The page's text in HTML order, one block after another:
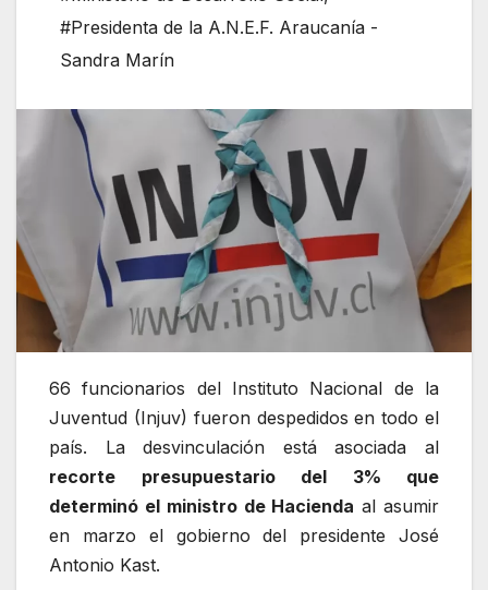
#Presidenta de la A.N.E.F. Araucanía -
Sandra Marín
66 funcionarios del Instituto Nacional de la
Juventud (Injuv) fueron despedidos en todo el
país. La desvinculación está asociada al
recorte presupuestario del 3% que
determinó el ministro de Hacienda al asumir
en marzo el gobierno del presidente José
Antonio Kast.